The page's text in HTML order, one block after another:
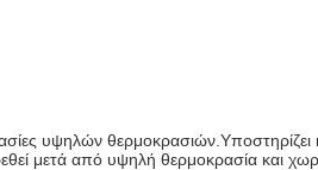
υψηλών θερμοκρασιών.Υποστηρίζει
μετά από υψηλή θερμοκρασία και